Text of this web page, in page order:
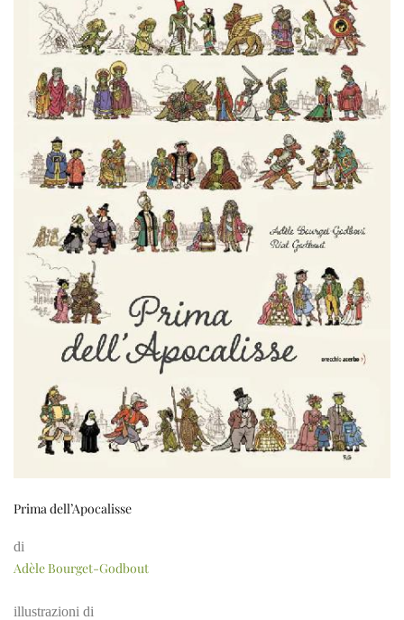
Prima dell’Apocalisse
di
Adèle Bourget-Godbout
illustrazioni di